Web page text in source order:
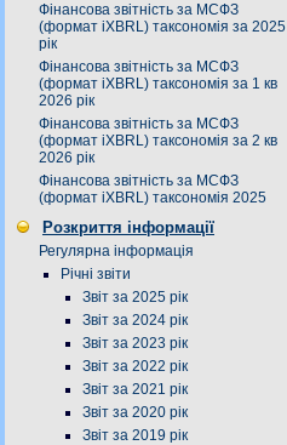
Фінансова звітність за МСФЗ
(формат iXBRL) таксономія за 2025
рік
Фінансова звітність за МСФЗ
(формат iXBRL) таксономія за 1 кв
2026 рік
Фінансова звітність за МСФЗ
(формат iXBRL) таксономія за 2 кв
2026 рік
Фінансова звітність за МСФЗ
(формат iXBRL) таксономія 2025
Розкриття інформації
Регулярна інформація
Річні звіти
Звіт за 2025 рік
Звіт за 2024 рік
Звіт за 2023 рік
Звіт за 2022 рік
Звіт за 2021 рік
Звіт за 2020 рік
Звіт за 2019 рік